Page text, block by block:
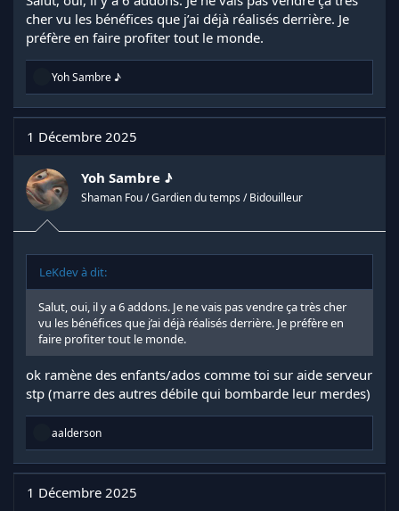
cher vu les bénéfices que j’ai déjà réalisés derrière. Je
préfère en faire profiter tout le monde.
R
a
c
t
i
n
s
:
Yoh Sambre ♪
1 Décembre 2025
Yoh Sambre ♪
Shaman Fou / Gardien du temps / Bidouilleur
LeKdev à dit:
Salut, oui, il y a 6 addons. Je ne vais pas vendre ça très cher
vu les bénéfices que j’ai déjà réalisés derrière. Je préfère en
faire profiter tout le monde.
ok ramène des enfants/ados comme toi sur aide serveur
stp (marre des autres débile qui bombarde leur merdes)
R
a
c
t
i
aalderson
1 Décembre 2025